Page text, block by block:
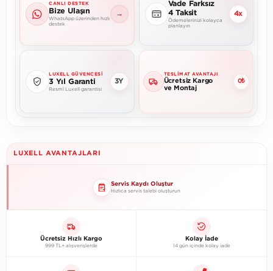
CANLI DESTEK
Bize Ulaşın
WhatsApp üzerinden hızlı
destek
→
Vade Farksız
4 Taksit
Ödemelerinizi kolayca
planlayın
4x
LUXELL GÜVENCESI
3 Yıl Garanti
Resmî Luxell garantisi
3Y
TESLIMAT AVANTAJI
Ücretsiz Kargo
ve Montaj
0₺
LUXELL AVANTAJLARI
Servis Kaydı Oluştur
Hızlıca servis talebi oluşturun
Ücretsiz Hızlı Kargo
999 TL+ alışverişlerde
Kolay İade
14 gün içinde kolay iade